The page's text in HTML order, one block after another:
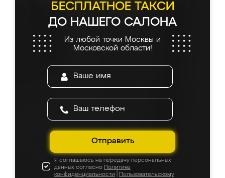
БЕСПЛАТНОЕ ТАКСИ
ДО НАШЕГО САЛОНА
Из любой точки Москвы и
Московской области!
Отправить
Я соглашаюсь на передачу персональных
данных согласно Политике
конфиденциальности
Пользовательскому